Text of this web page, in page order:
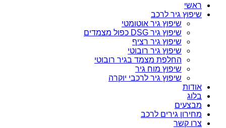
ראשי
שיפוץ גיר לרכב
שיפוץ גיר אוטומטי
שיפוץ גיר DSG כפול מצמדים
שיפוץ גיר רציף
שיפוץ גיר רובוטי
החלפת מצמד בגיר רובוטי
שיפוץ מוח גיר
שיפוץ גיר לרכבי יוקרה
אודות
בלוג
מבצעים
מחירון גירים לרכב
צרו קשר